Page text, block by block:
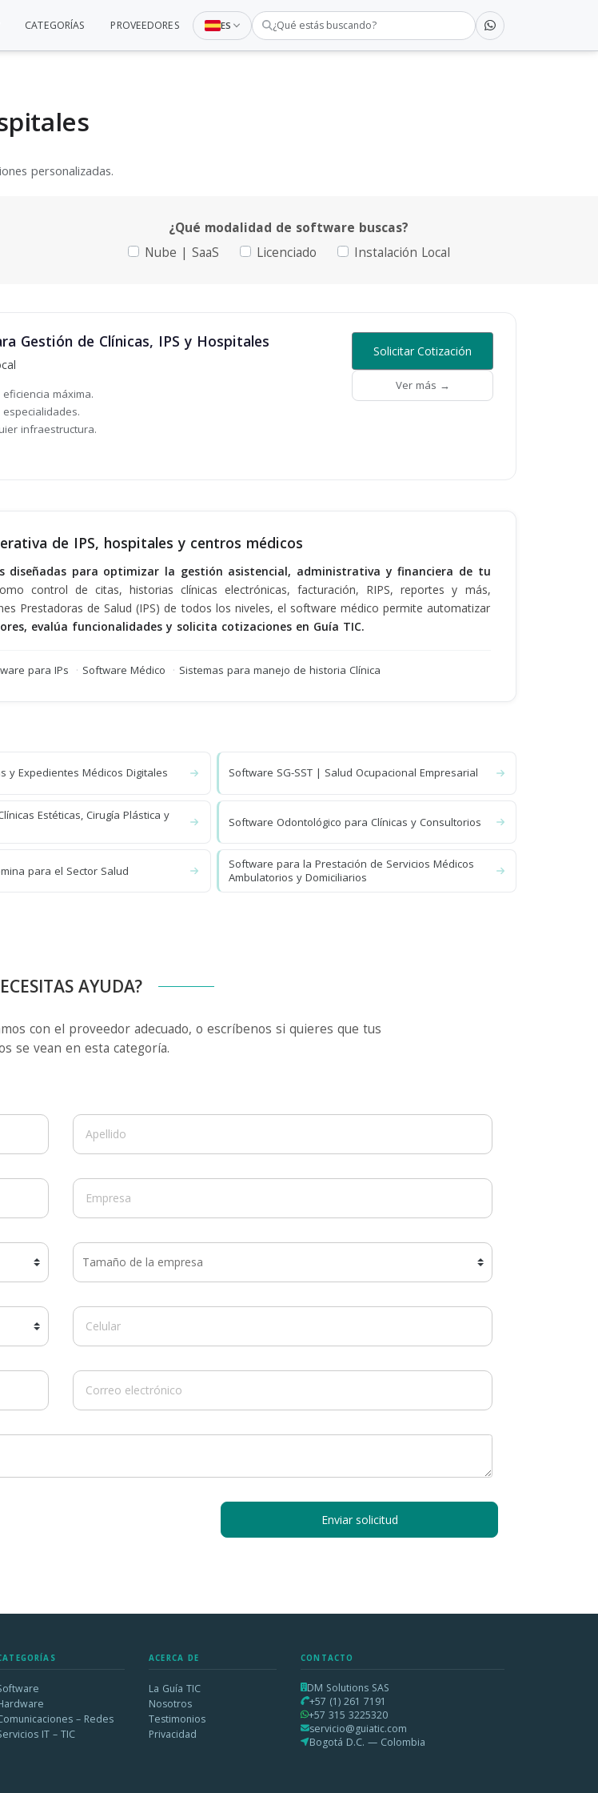
ES ¿Qué estás buscando?
CATEGORÍAS PROVEEDORES
personalizadas.
¿Qué modalidad de software buscas?
Nube | SaaS
Licenciado Instalación Local
Gestión de Clínicas, IPS y Hospitales
máxima.
infraestructura.
Solicitar Cotización
Ver más →
de IPS, hospitales y centros médicos
diseñadas para optimizar la gestión asistencial, administrativa y financiera de tu
control de citas, historias clínicas electrónicas, facturación, RIPS, reportes y más,
Prestadoras de Salud (IPS) de todos los niveles, el software médico permite automatizar
evalúa funcionalidades y solicita cotizaciones en Guía TIC.
para IPs · Software Médico · Sistemas para manejo de historia Clínica
y Expedientes Médicos Digitales Software SG-SST | Salud Ocupacional Empresarial
Estéticas, Cirugía Plástica y
Software Odontológico para Clínicas y Consultorios
para el Sector Salud
Software para la Prestación de Servicios Médicos
Ambulatorios y Domiciliarios
AYUDA?
con el proveedor adecuado, o escríbenos si quieres que tus
se vean en esta categoría.
Enviar solicitud
– Redes
IT – TIC
ACERCA DE
La Guía TIC
Nosotros
Testimonios
Privacidad
CONTACTO
DM Solutions SAS
+57 (1) 261 7191
+57 315 3225320
servicio@guiatic.com
Bogotá D.C. — Colombia